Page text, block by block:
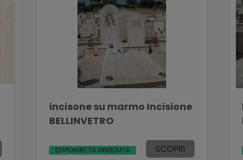
incisone su marmo Incisione
BELLINVETRO
DISPONIBILITÀ IMMEDIATA SCOPRI